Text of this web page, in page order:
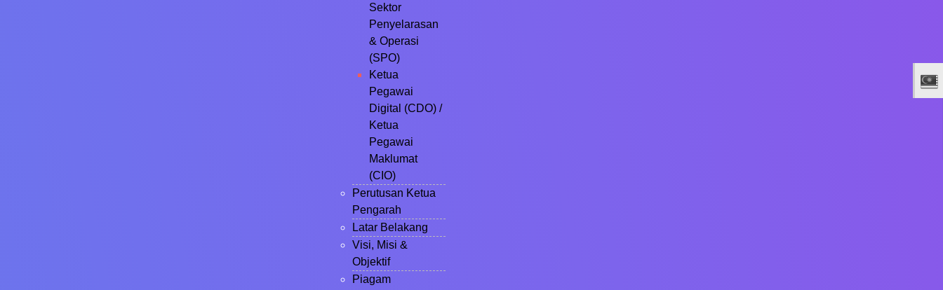
Sektor
Penyelarasan
& Operasi
(SPO)
Ketua
Pegawai
Digital (CDO) /
Ketua
Pegawai
Maklumat
(CIO)
Perutusan Ketua
Pengarah
Latar Belakang
Visi, Misi &
Objektif
Piagam